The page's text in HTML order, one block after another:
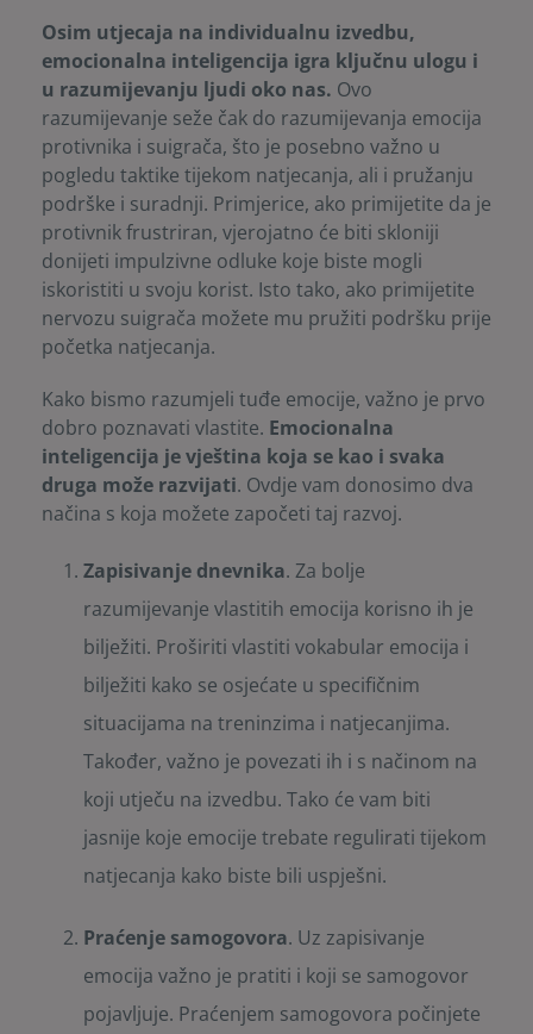
Osim utjecaja na individualnu izvedbu,
emocionalna inteligencija igra ključnu ulogu i
u razumijevanju ljudi oko nas. Ovo
razumijevanje seže čak do razumijevanja emocija
protivnika i suigrača, što je posebno važno u
pogledu taktike tijekom natjecanja, ali i pružanju
podrške i suradnji. Primjerice, ako primijetite da je
protivnik frustriran, vjerojatno će biti skloniji
donijeti impulzivne odluke koje biste mogli
iskoristiti u svoju korist. Isto tako, ako primijetite
nervozu suigrača možete mu pružiti podršku prije
početka natjecanja.
Kako bismo razumjeli tuđe emocije, važno je prvo
dobro poznavati vlastite. Emocionalna
inteligencija je vještina koja se kao i svaka
druga može razvijati. Ovdje vam donosimo dva
načina s koja možete započeti taj razvoj.
Zapisivanje dnevnika. Za bolje
razumijevanje vlastitih emocija korisno ih je
bilježiti. Proširiti vlastiti vokabular emocija i
bilježiti kako se osjećate u specifičnim
situacijama na treninzima i natjecanjima.
Također, važno je povezati ih i s načinom na
koji utječu na izvedbu. Tako će vam biti
jasnije koje emocije trebate regulirati tijekom
natjecanja kako biste bili uspješni.
Praćenje samogovora. Uz zapisivanje
emocija važno je pratiti i koji se samogovor
pojavljuje. Praćenjem samogovora počinjete